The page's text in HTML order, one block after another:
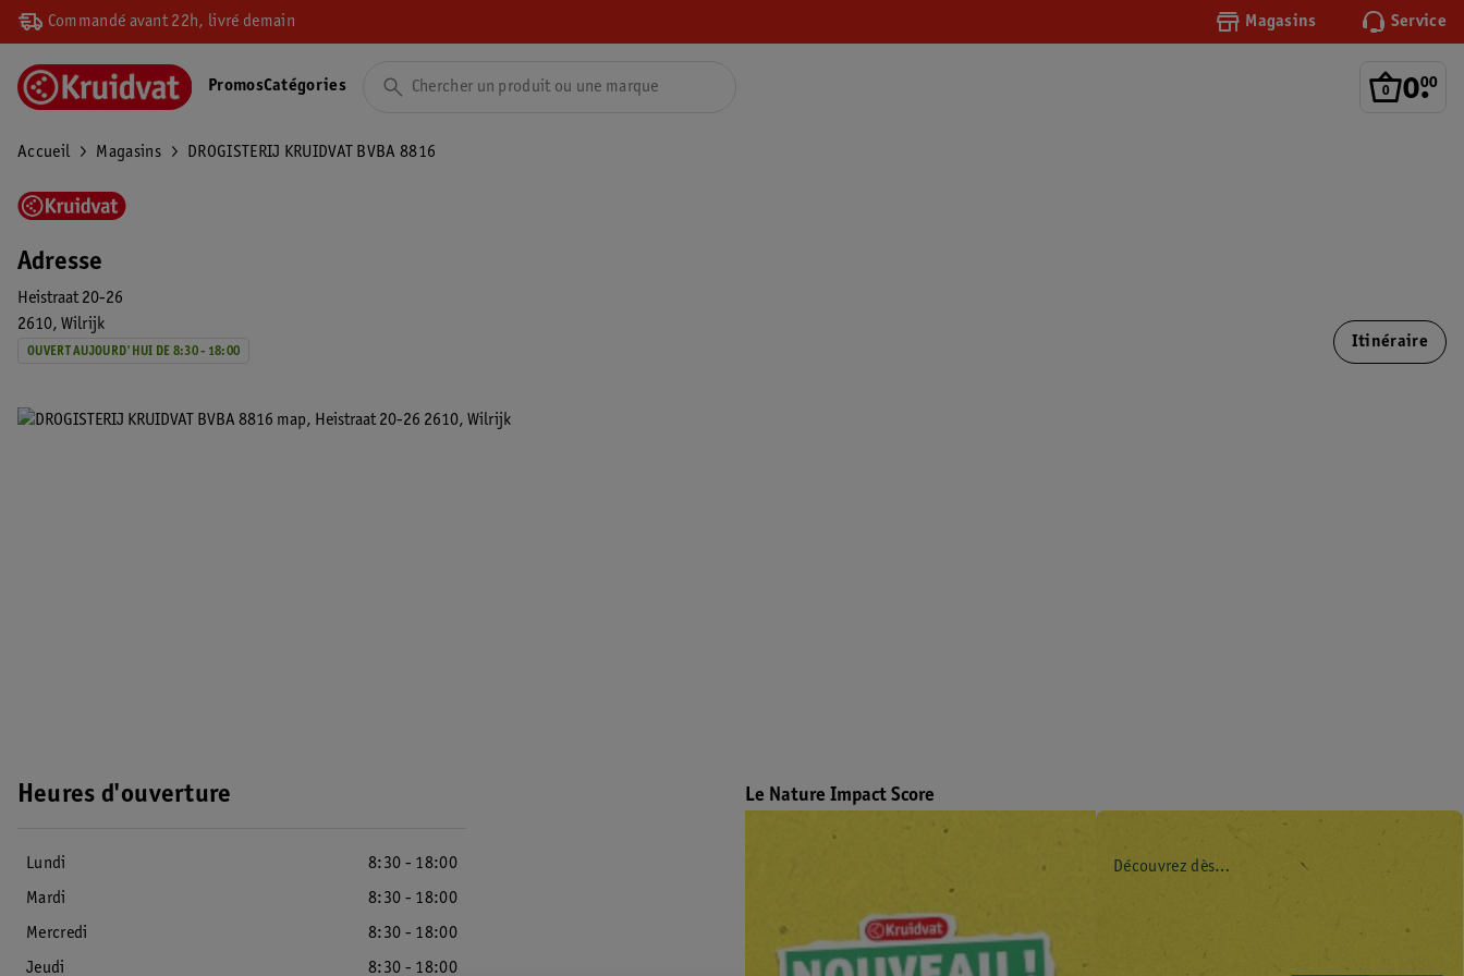
Commandé avant 22h, livré demain Magasins Service
0.
00
PromosCatégories
Accueil Magasins DROGISTERIJ KRUIDVAT BVBA 8816
Adresse
Heistraat 20-26
2610 Wilrijk
OUVERT AUJOURD'HUI DE 8:30 - 18:00
Itinéraire
Heures d'ouverture
Lundi
8:30 - 18:00
Mardi
8:30 - 18:00
Mercredi
8:30 - 18:00
Jeudi
8:30 - 18:00
Le Nature Impact Score
Découvrez dès